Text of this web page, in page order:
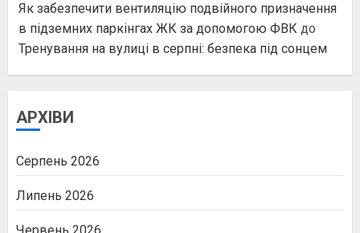
Як забезпечити вентиляцію подвійного призначення
в підземних паркінгах ЖК за допомогою ФВК до
Тренування на вулиці в серпні: безпека під сонцем
АРХІВИ
Серпень 2026
Липень 2026